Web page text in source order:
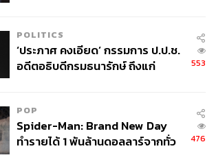
370
ถนัดกิจ จันกิเสน
Content Creator ประจำกองบรรณาธิการ
THE STANDARD WEALTH ผู้เสพติดโลก
POLITICS
‘ประภาศ คงเอียด’ กรรมการ ป.ป.ช.
อดีตอธิบดีกรมธนารักษ์ ถึงแก่
553
POP
Spider-Man: Brand New Day
ทำรายได้ 1 พันล้านดอลลาร์จากทั่ว
476